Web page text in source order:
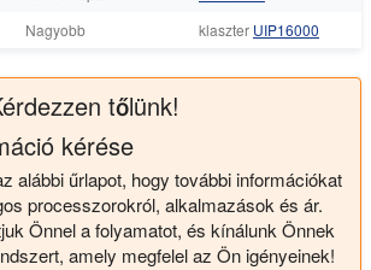
Nagyobb klaszter UIP16000
tőlünk!
kérése
alábbi űrlapot, hogy további információkat
processzorokról, alkalmazások és ár.
Önnel a folyamatot, és kínálunk Önnek
amely megfelel az Ön igényeinek!